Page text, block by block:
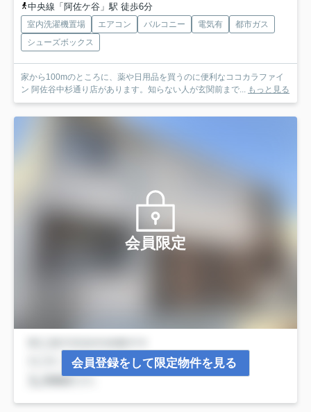
中央線「阿佐ケ谷」駅 徒歩6分
室内洗濯機置場 エアコン バルコニー 電気有
都市ガス
シューズボックス
家から100mのところに、薬や日用品を買うのに便利なココカラファイ
ン 阿佐谷中杉通り店があります。知らない人が玄関前まで...
もっと見る
会員限定
会員登録をして限定物件を見る